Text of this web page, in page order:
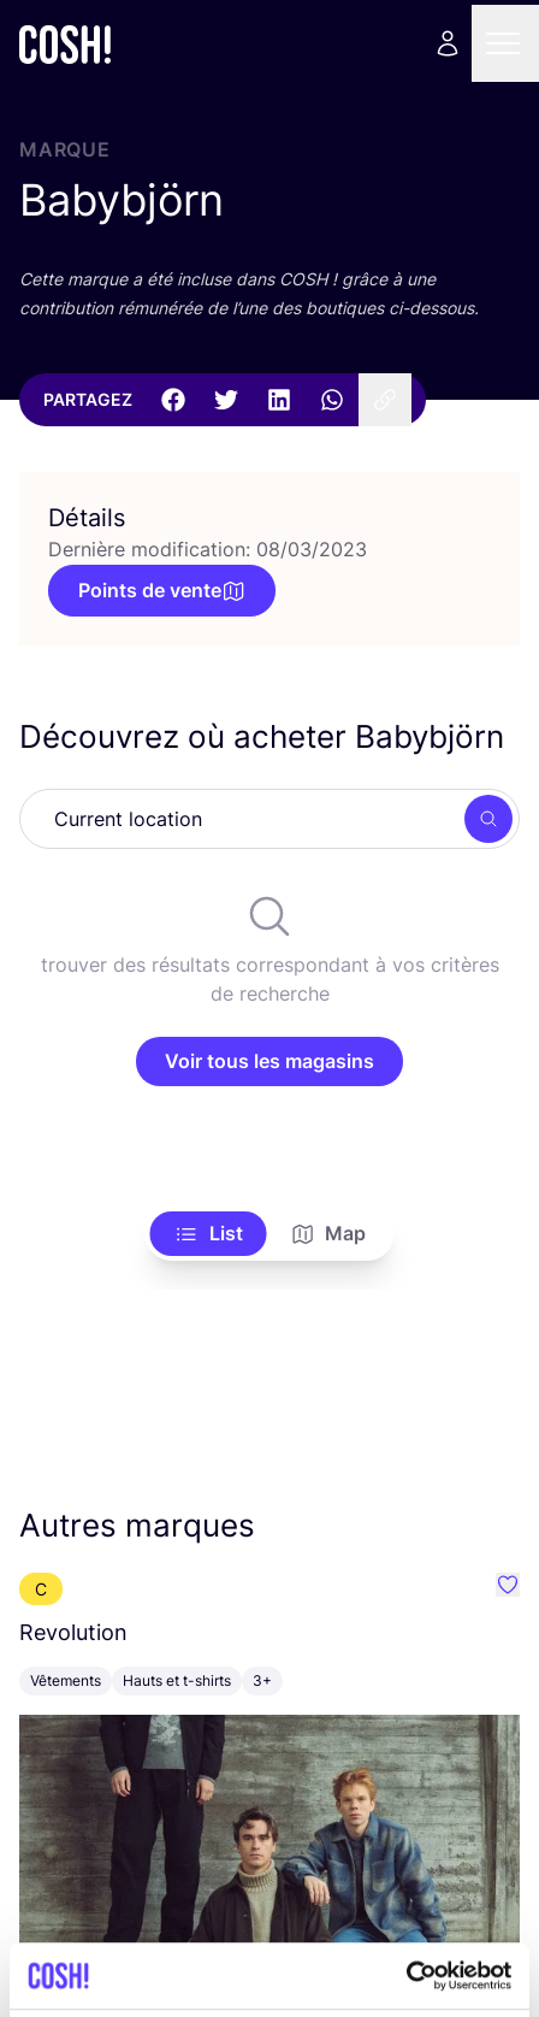
MARQUE
Babybjörn
Cette marque a été incluse dans COSH! grâce à une
contri­bu­tion rému­né­rée de l’une des bou­tiques ci-dessous.
PARTAGEZ
Détails
Dernière modification: 08/03/2023
Points de vente
Découvrez où acheter Babybjörn
trouver des résultats correspondant à vos critères
de recherche
Voir tous les magasins
List Map
Autres marques
C
Revolution
Vêtements Hauts et t-shirts 3+